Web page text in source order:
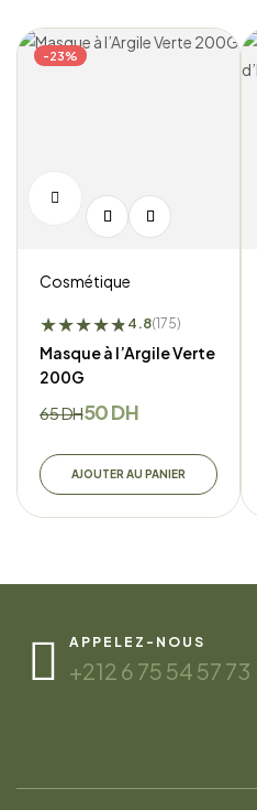
-23%
Cosmétique
★★★★★
★4.8(175)
Masque à l’Argile Verte
200G
65DH50DH
AJOUTER AU PANIER
APPELEZ-NOUS
+212 6 75 54 57 73